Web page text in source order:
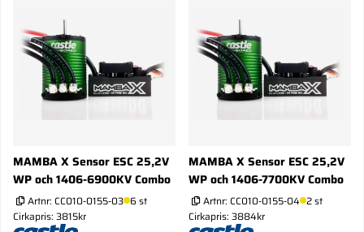
MAMBA X Sensor ESC 25,2V
WP och 1406-6900KV Combo
Artnr: CC010-0155-03 6 st
Cirkapris: 3815kr
MAMBA X Sensor ESC 25,2V
WP och 1406-7700KV Combo
Artnr: CC010-0155-04 2 st
Cirkapris: 3884kr